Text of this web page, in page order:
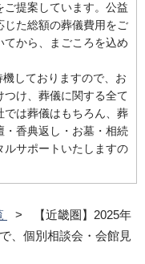
提案しています。公益
た総額の葬儀費用をご
から、まごころを込め
しておりますので、お
け、葬儀に関する全て
では葬儀はもちろん、葬
香典返し・お墓・相続
サポートいたしますの
【近畿圏】2025年
、個別相談会・会館見